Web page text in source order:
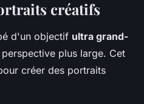
créatifs
d'un objectif ultra grand-
plus large. Cet
créer des portraits